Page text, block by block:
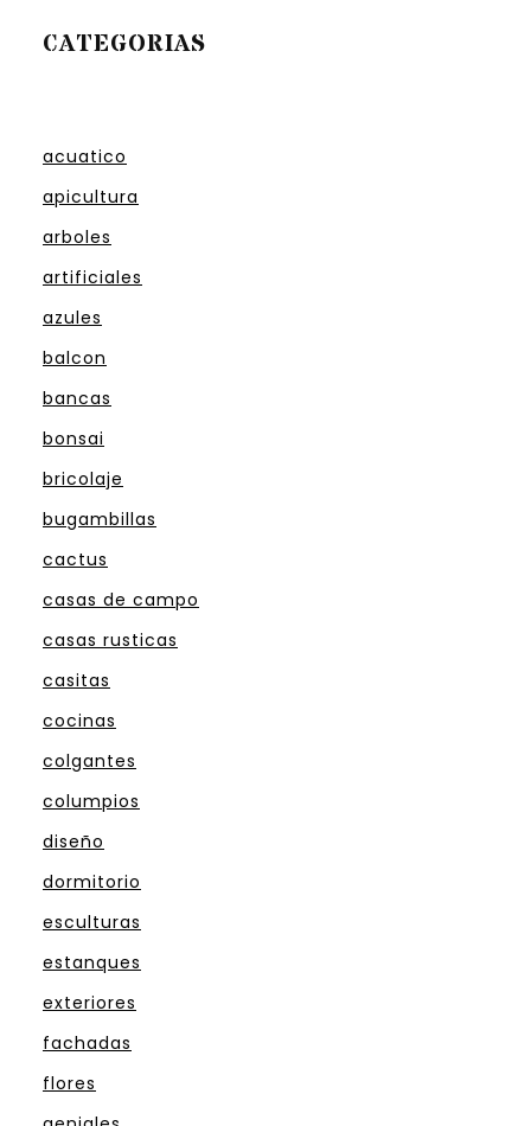
CATEGORIAS
acuatico
apicultura
arboles
artificiales
azules
balcon
bancas
bonsai
bricolaje
bugambillas
cactus
casas de campo
casas rusticas
casitas
cocinas
colgantes
columpios
diseño
dormitorio
esculturas
estanques
exteriores
fachadas
flores